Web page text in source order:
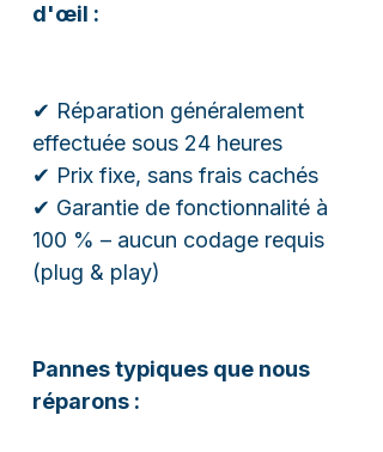
d'œil :
✔ Réparation généralement
effectuée sous 24 heures
✔ Prix fixe, sans frais cachés
✔ Garantie de fonctionnalité à
100 % – aucun codage requis
(plug & play)
Pannes typiques que nous
réparons :